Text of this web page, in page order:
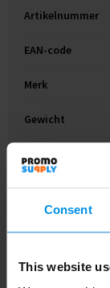
Consent
This website
Artikelnummer
EAN-code
Merk
Gewicht
Kleur